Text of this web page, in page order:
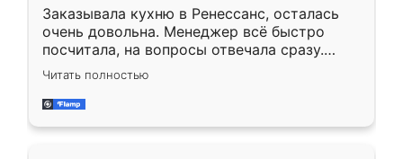
Заказывала кухню в Ренессанс, осталась
очень довольна. Менеджер всё быстро
посчитала, на вопросы отвечала сразу.
Замерщик приехал в субботу, подошёл к
делу со всей ответственностью. Собрали
за день, ребята работали аккуратно, даже
Читать полностью